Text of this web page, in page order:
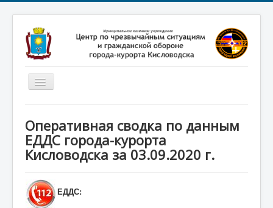
Включить/
выключить
Новости
Законодательство
Профилактика терроризма
Оперативная сводка по данным
ЕДДС города-курорта
Кисловодска за 03.09.2020 г.
ЕДДС: